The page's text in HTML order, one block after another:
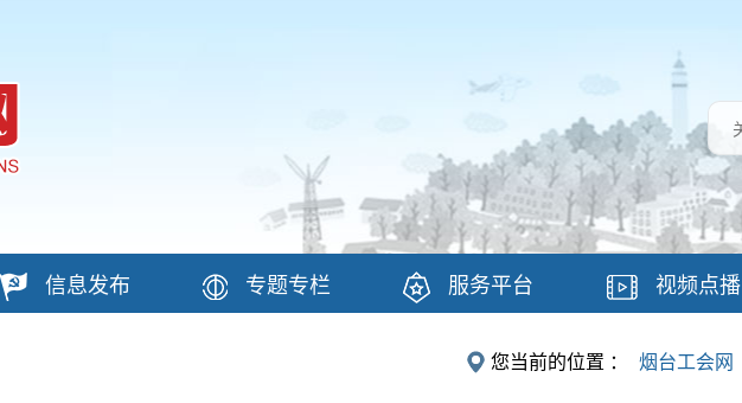
信息发布 专题专栏 服务平台 视频点播
您当前的位置 ： 烟台工会网